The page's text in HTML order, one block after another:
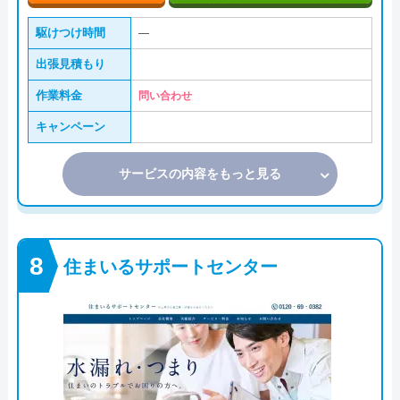
駆けつけ時間 ―
出張見積もり
作業料金 問い合わせ
キャンペーン
サービスの内容をもっと見る
住まいるサポートセンター